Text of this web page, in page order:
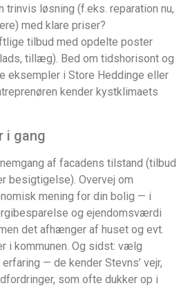
trinvis løsning (f.eks. reparation nu,
med klare priser?
tilbud med opdelte poster
tillæg). Bed om tidshorisont og
eksempler i Store Heddinge eller
kender kystklimaets
i gang
af facadens tilstand (tilbud
besigtigelse). Overvej om
mening for din bolig — i
og ejendomsværdi
det afhænger af huset og evt.
i kommunen. Og sidst: vælg
— de kender Stevns’ vejr,
som ofte dukker op i